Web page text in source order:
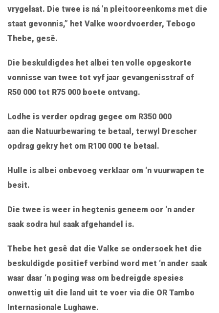
vrygelaat. Die twee is ná ’n pleitooreenkoms met die
staat gevonnis,” het Valke woordvoerder, Tebogo
Thebe, gesê.
Die beskuldigdes het albei ten volle opgeskorte
vonnisse van twee tot vyf jaar gevangenisstraf of
R50 000 tot R75 000 boete ontvang.
Lodhe is verder opdrag gegee om R350 000
aan die Natuurbewaring te betaal, terwyl Drescher
opdrag gekry het om R100 000 te betaal.
Hulle is albei onbevoeg verklaar om ‘n vuurwapen te
besit.
Die twee is weer in hegtenis geneem oor ‘n ander
saak sodra hul saak afgehandel is.
Thebe het gesê dat die Valke se ondersoek het die
beskuldigde positief verbind word met ‘n ander saak
waar daar ‘n poging was om bedreigde spesies
onwettig uit die land uit te voer via die OR Tambo
Internasionale Lughawe.